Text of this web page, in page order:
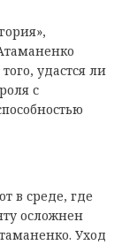
удастся ли
с
в среде, где
осложнен
Уход